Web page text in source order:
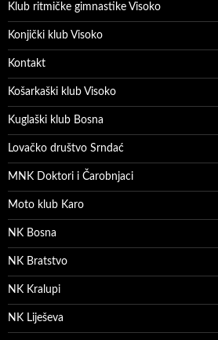
Klub ritmičke gimnastike Visoko
Konjički klub Visoko
Kontakt
Košarkaški klub Visoko
Kuglaški klub Bosna
Lovačko društvo Srndać
MNK Doktori i Čarobnjaci
Moto klub Karo
NK Bosna
NK Bratstvo
NK Kralupi
NK Liješeva